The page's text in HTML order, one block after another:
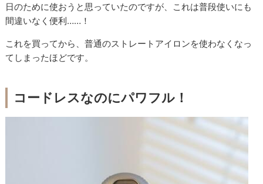
日のために使おうと思っていたのですが、これは普段使いにも
間違いなく便利……！
これを買ってから、普通のストレートアイロンを使わなくなっ
てしまったほどです。
コードレスなのにパワフル！